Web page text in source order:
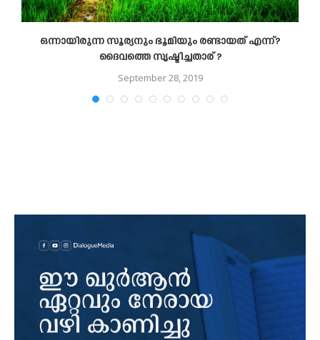
ഒന്നായിരുന്ന സൂര്യനും ഭൂമിയും രണ്ടായത് എന്ന്?
ദൈവത്തെ സൃഷ്ടിച്ചതാര് ?
September 28, 2019